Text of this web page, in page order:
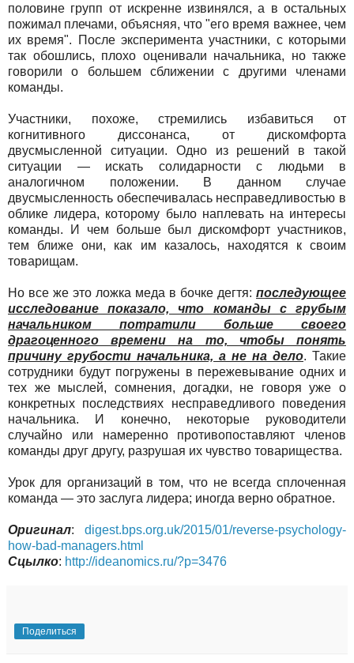
половине групп от искренне извинялся, а в остальных
пожимал плечами, объясняя, что "его время важнее, чем
их время". После эксперимента участники, с которыми
так обошлись, плохо оценивали начальника, но также
говорили о большем сближении с другими членами
команды.
Участники, похоже, стремились избавиться от
когнитивного диссонанса, от дискомфорта
двусмысленной ситуации. Одно из решений в такой
ситуации — искать солидарности с людьми в
аналогичном положении. В данном случае
двусмысленность обеспечивалась несправедливостью в
облике лидера, которому было наплевать на интересы
команды. И чем больше был дискомфорт участников,
тем ближе они, как им казалось, находятся к своим
товарищам.
Но все же это ложка меда в бочке дегтя: последующее
исследование показало, что команды с грубым
начальником потратили больше своего
драгоценного времени на то, чтобы понять
причину грубости начальника, а не на дело. Такие
сотрудники будут погружены в пережевывание одних и
тех же мыслей, сомнения, догадки, не говоря уже о
конкретных последствиях несправедливого поведения
начальника. И конечно, некоторые руководители
случайно или намеренно противопоставляют членов
команды друг другу, разрушая их чувство товарищества.
Урок для организаций в том, что не всегда сплоченная
команда — это заслуга лидера; иногда верно обратное.
Оригинал: digest.bps.org.uk/2015/01/reverse-psychology-
how-bad-managers.html
Сцылко: http://ideanomics.ru/?p=3476
Поделиться